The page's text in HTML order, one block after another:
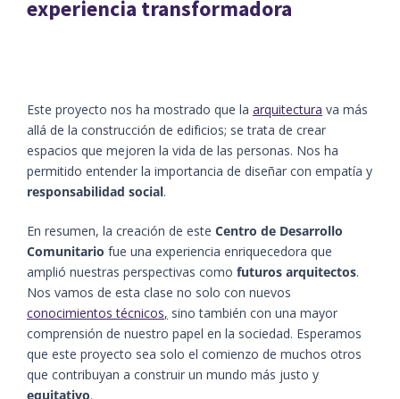
experiencia transformadora
Este proyecto nos ha mostrado que la arquitectura va más
allá de la construcción de edificios; se trata de crear
espacios que mejoren la vida de las personas. Nos ha
permitido entender la importancia de diseñar con empatía y
responsabilidad social.
En resumen, la creación de este Centro de Desarrollo
Comunitario fue una experiencia enriquecedora que
amplió nuestras perspectivas como futuros arquitectos.
Nos vamos de esta clase no solo con nuevos
conocimientos técnicos, sino también con una mayor
comprensión de nuestro papel en la sociedad. Esperamos
que este proyecto sea solo el comienzo de muchos otros
que contribuyan a construir un mundo más justo y
equitativo.